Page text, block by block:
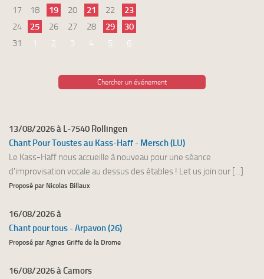
17
18 19 20 21 22
23
24
25 26 27 28 29
30
31
1 2 3 4 5 6
Chercher un événement
13/08/2026 à L-7540 Rollingen
Chant Pour Toustes au Kass-Haff - Mersch (LU)
Le Kass-Haff nous accueille à nouveau pour une séance
d'improvisation vocale au dessus des étables ! Let us join our [...]
Proposé par Nicolas Billaux
16/08/2026 à
Chant pour tous - Arpavon (26)
Proposé par Agnes Griffe de la Drome
16/08/2026 à Camors